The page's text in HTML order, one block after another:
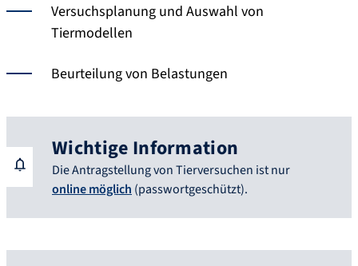
Versuchsplanung und Auswahl von
Tiermodellen
Beurteilung von Belastungen
Wichtige Information
Die Antragstellung von Tierversuchen ist nur
online möglich (passwortgeschützt).